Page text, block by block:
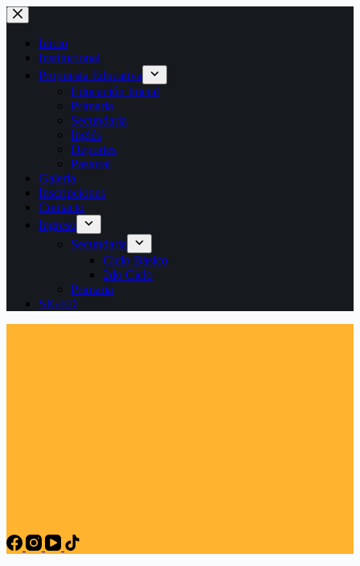
Saltar
al
contenido
Inicio
Institucional
Propuesta Educativa
Educación Inicial
Primaria
Secundaria
Inglés
Deportes
Pastoral
Galería
Inscripciones
Contacto
Ingreso
Secundaria
Ciclo Básico
2do Ciclo
Primaria
SIGED